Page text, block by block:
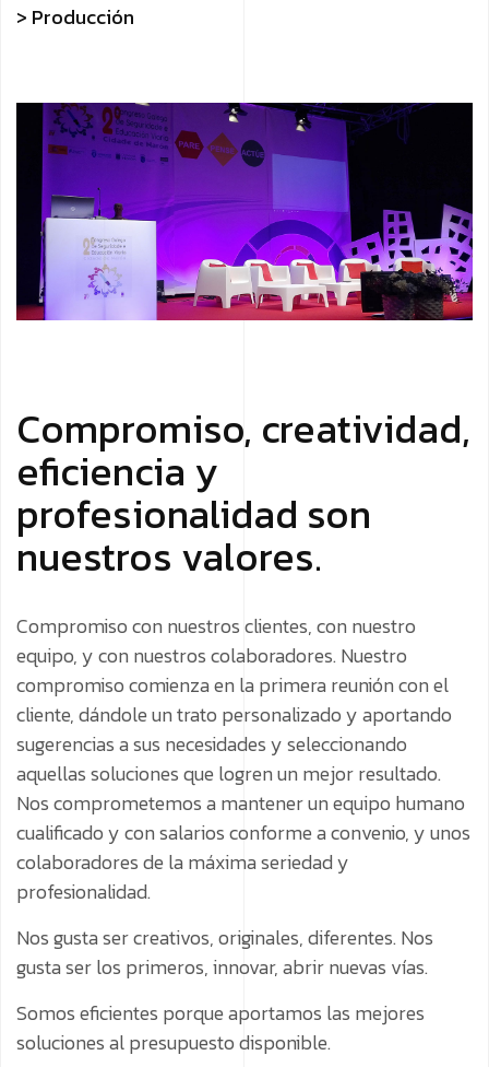
> Producción
Compromiso, creatividad,
eficiencia y
profesionalidad son
nuestros valores.
Compromiso con nuestros clientes, con nuestro
equipo, y con nuestros colaboradores.Nuestro
compromiso comienza en la primera reunión con el
cliente, dándole un trato personalizado y aportando
sugerencias a sus necesidades y seleccionando
aquellas soluciones que logren un mejor resultado.
Nos comprometemos a mantener un equipo humano
cualificado y con salarios conforme a convenio, y unos
colaboradores de la máxima seriedad y
profesionalidad.
Nos gusta ser creativos, originales, diferentes. Nos
gusta ser los primeros, innovar, abrir nuevas vías.
Somos eficientes porque aportamos las mejores
soluciones al presupuesto disponible.